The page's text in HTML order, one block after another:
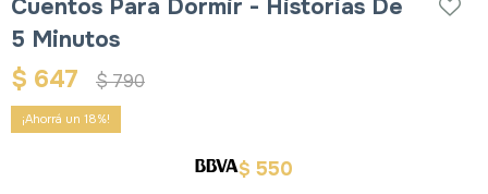
Cuentos Para Dormir - Historias De
5 Minutos
$ 647 $790
18
$ 550